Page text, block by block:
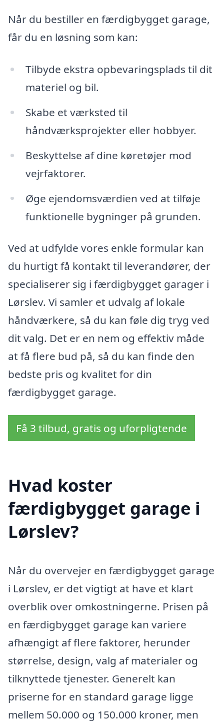
Når du bestiller en færdigbygget garage,
får du en løsning som kan:
Tilbyde ekstra opbevaringsplads til dit
materiel og bil.
Skabe et værksted til
håndværksprojekter eller hobbyer.
Beskyttelse af dine køretøjer mod
vejrfaktorer.
Øge ejendomsværdien ved at tilføje
funktionelle bygninger på grunden.
Ved at udfylde vores enkle formular kan
du hurtigt få kontakt til leverandører, der
specialiserer sig i færdigbygget garager i
Lørslev. Vi samler et udvalg af lokale
håndværkere, så du kan føle dig tryg ved
dit valg. Det er en nem og effektiv måde
at få flere bud på, så du kan finde den
bedste pris og kvalitet for din
færdigbygget garage.
Få 3 tilbud, gratis og uforpligtende
Hvad koster
færdigbygget garage i
Lørslev?
Når du overvejer en færdigbygget garage
i Lørslev, er det vigtigt at have et klart
overblik over omkostningerne. Prisen på
en færdigbygget garage kan variere
afhængigt af flere faktorer, herunder
størrelse, design, valg af materialer og
tilknyttede tjenester. Generelt kan
priserne for en standard garage ligge
mellem 50.000 og 150.000 kroner, men